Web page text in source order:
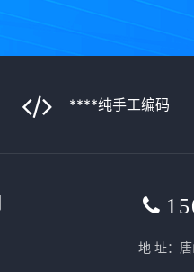
****纯手工编码
地 址：